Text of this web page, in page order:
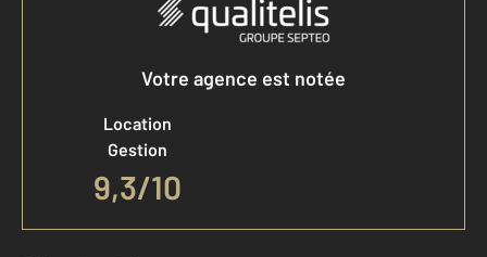
Votre agence est notée
Location
Gestion
9,3/10